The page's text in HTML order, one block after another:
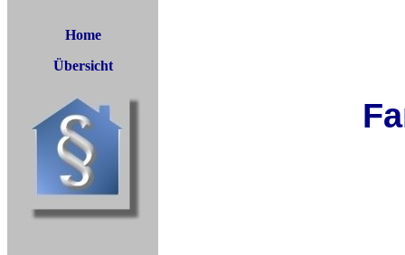
Home
Übersicht